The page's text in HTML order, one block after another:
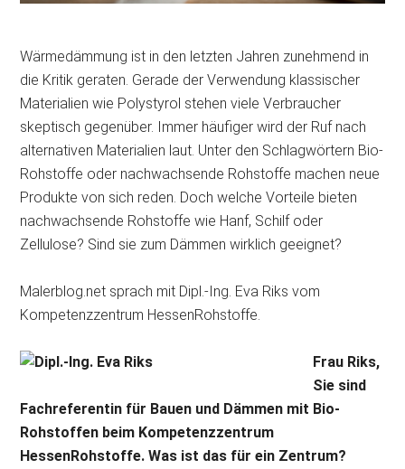
Wärmedämmung ist in den letzten Jahren zunehmend in
die Kritik geraten. Gerade der Verwendung klassischer
Materialien wie Polystyrol stehen viele Verbraucher
skeptisch gegenüber. Immer häufiger wird der Ruf nach
alternativen Materialien laut. Unter den Schlagwörtern Bio-
Rohstoffe oder nachwachsende Rohstoffe machen neue
Produkte von sich reden. Doch welche Vorteile bieten
nachwachsende Rohstoffe wie Hanf, Schilf oder
Zellulose? Sind sie zum Dämmen wirklich geeignet?
Malerblog.net sprach mit Dipl.-Ing. Eva Riks vom
Kompetenzzentrum HessenRohstoffe.
Frau Riks,
Sie sind
Fachreferentin für Bauen und Dämmen mit Bio-
Rohstoffen beim Kompetenzzentrum
HessenRohstoffe. Was ist das für ein Zentrum?